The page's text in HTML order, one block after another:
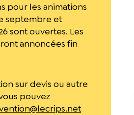
pour les animations
septembre et
sont ouvertes. Les
annoncées fin
sur devis ou autre
pouvez